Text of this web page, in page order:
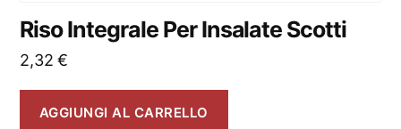
Riso Integrale Per Insalate Scotti
2,32€
AGGIUNGI AL CARRELLO